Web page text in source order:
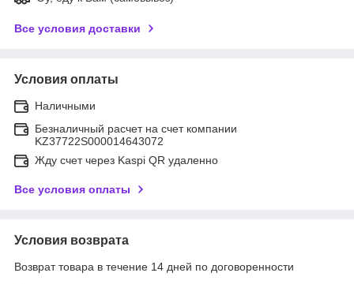
Все условия доставки
Условия оплаты
Наличными
Безналичный расчет на счет компании
KZ37722S000014643072
Жду счет через Kaspi QR удаленно
Все условия оплаты
Условия возврата
Возврат товара в течение 14 дней по договоренности